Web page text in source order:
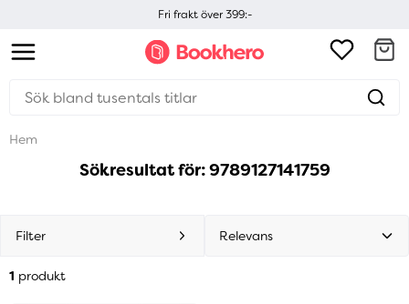
Fri frakt över 399:-
Hem
Sökresultat för: 9789127141759
Filter
1 produkt